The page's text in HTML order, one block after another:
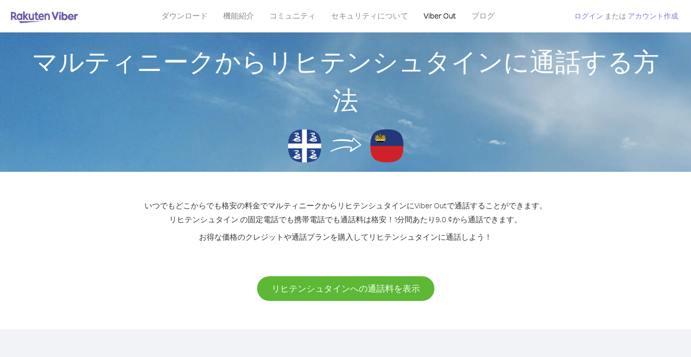
ダウンロード 機能紹介 コミュニティ セキュリティについて Viber Out ブログ ログイン または アカウント作成
マルティニークからリヒテンシュタインに通話する方
法
いつでもどこからでも格安の料金でマルティニークからリヒテンシュタインにViber Outで通話することができます。
リヒテンシュタイン の固定電話でも携帯電話でも通話料は格安！1分間あたり9.0 ¢から通話できます。
お得な価格のクレジットや通話プランを購入してリヒテンシュタインに通話しよう！
リヒテンシュタインへの通話料を表示